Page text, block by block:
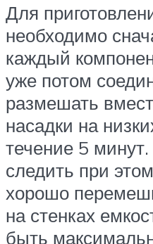
Для
необходимо
каждый
уже потом
размешать
насадки на
течение 5
следить при
хорошо
на стенках
быть